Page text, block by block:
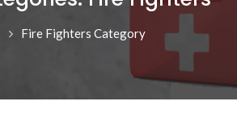
Fire Fighters Category